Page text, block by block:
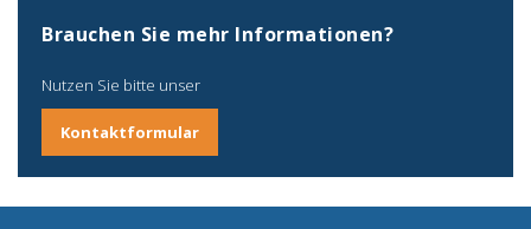
Brauchen Sie mehr Informationen?
Nutzen Sie bitte unser
Kontaktformular